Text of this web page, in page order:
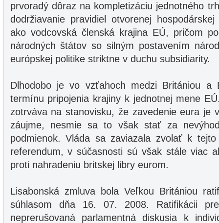
prvoradý dôraz na kompletizáciu jednotného
dodržiavanie pravidiel otvorenej
ako vodcovská členská krajina EÚ, pričom
národných štátov so silným postavením
európskej politike striktne v duchu subsidiarity.
Dlhodobo je vo vzťahoch medzi Britániou a
termínu pripojenia krajiny k jednotnej mene
zotrváva na stanovisku, že zavedenie eura je
záujme, nesmie sa to však stať za
podmienok. Vláda sa zaviazala zvolať k tejto
referendum, v súčasnosti sú však stále viac
proti nahradeniu britskej libry eurom.
Lisabonská zmluva bola Veľkou Britániou
súhlasom dňa 16. 07. 2008. Ratifikácii
neprerušovaná parlamentná diskusia k